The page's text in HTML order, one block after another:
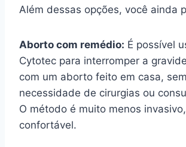
Além dessas opções, você ainda
Aborto com remédio: É possível
Cytotec para interromper a
com um aborto feito em casa,
necessidade de cirurgias ou
O método é muito menos
confortável.